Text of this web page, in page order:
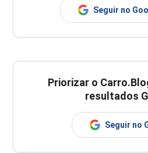
Seguir no
Priorizar o
resultados
Seguir no